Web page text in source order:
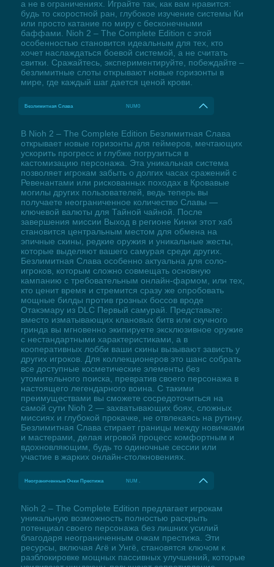
а не в ограничениях. Играйте так, как вам нравится:
будь то скоростной ран, глубокое изучение системы Ки
или просто катание по миру с бесконечными
баффами. Nioh 2 – The Complete Edition с этой
особенностью становится идеальным для тех, кто
хочет наслаждаться боевой системой, а не считать
свитки. Сражайтесь, экспериментируйте, побеждайте –
безлимитные слоты открывают новые горизонты в
мире, где каждый шаг дается ценой крови.
Безлимитная Слава NUM0
В Nioh 2 – The Complete Edition Безлимитная Слава
открывает новые горизонты для геймеров, мечтающих
ускорить прогресс и глубже погрузиться в
кастомизацию персонажа. Эта уникальная система
позволяет игрокам забыть о долгих часах сражений с
Ревенантами или рискованных походах в Кровавые
могилы других пользователей, ведь теперь вы
получаете неограниченное количество Славы —
ключевой валюты для Тайной чайной. После
завершения миссии Выход в регионе Кинки этот хаб
становится центральным местом для обмена на
эпичные скины, редкие оружия и уникальные жесты,
которые выделяют вашего самурая среди других.
Безлимитная Слава особенно актуальна для соло-
игроков, которым сложно совмещать основную
кампанию с требовательным онлайн-фармом, или тех,
кто ценит время и стремится сразу же опробовать
мощные билды против грозных боссов вроде
Отакэмару из DLC Первый самурай. Представьте:
вместо изматывающих клановых битв или скучного
гринда вы мгновенно экипируете эксклюзивное оружие
с нестандартными характеристиками, а в
кооперативных лобби ваши скины вызывают зависть у
других игроков. Для коллекционеров это шанс собрать
все доступные косметические элементы без
утомительного поиска, превратив своего персонажа в
настоящего легендарного воина. С такими
преимуществами вы сможете сосредоточиться на
самой сути Nioh 2 — захватывающих боях, сложных
миссиях и глубокой прокачке, не отвлекаясь на рутину.
Безлимитная Слава стирает границы между новичками
и мастерами, делая игровой процесс комфортным и
вдохновляющим, будь то одиночные сессии или
участие в жарких онлайн-столкновениях.
Неограниченные Очки Престижа NUM .
Nioh 2 – The Complete Edition предлагает игрокам
уникальную возможность полностью раскрыть
потенциал своего персонажа без лишних усилий
благодаря неограниченным очкам престижа. Эти
ресурсы, включая Агё и Унгё, становятся ключом к
разблокировке мощных пассивных улучшений, которые